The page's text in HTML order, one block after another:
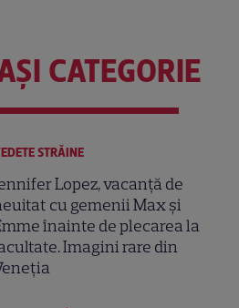
CATEGORIE
STRĂINE
Lopez, vacanță de
cu gemenii Max și
înainte de plecarea la
Imagini rare din